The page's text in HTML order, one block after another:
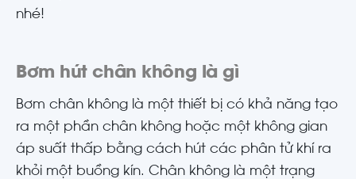
nhé!
Bơm hút chân không là gì
Bơm chân không là một thiết bị có khả năng tạo
ra một phần chân không hoặc một không gian
áp suất thấp bằng cách hút các phân tử khí ra
khỏi một buồng kín. Chân không là một trạng